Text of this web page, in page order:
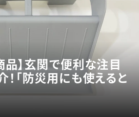
品】玄関で便利な注目
！「防災用にも使えると